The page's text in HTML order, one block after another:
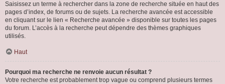
Saisissez un terme à rechercher dans la zone de recherche située en haut des
pages d’index, de forums ou de sujets. La recherche avancée est accessible
en cliquant sur le lien « Recherche avancée » disponible sur toutes les pages
du forum. L’accès à la recherche peut dépendre des thèmes graphiques
utilisés.
Haut
Pourquoi ma recherche ne renvoie aucun résultat ?
Votre recherche est probablement trop vague ou comprend plusieurs termes